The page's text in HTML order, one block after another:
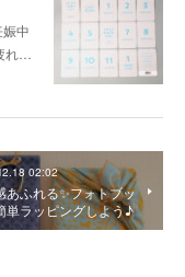
中
れ…
02:02
あふれる✨フォトブッ
単ラッピングしよう♪